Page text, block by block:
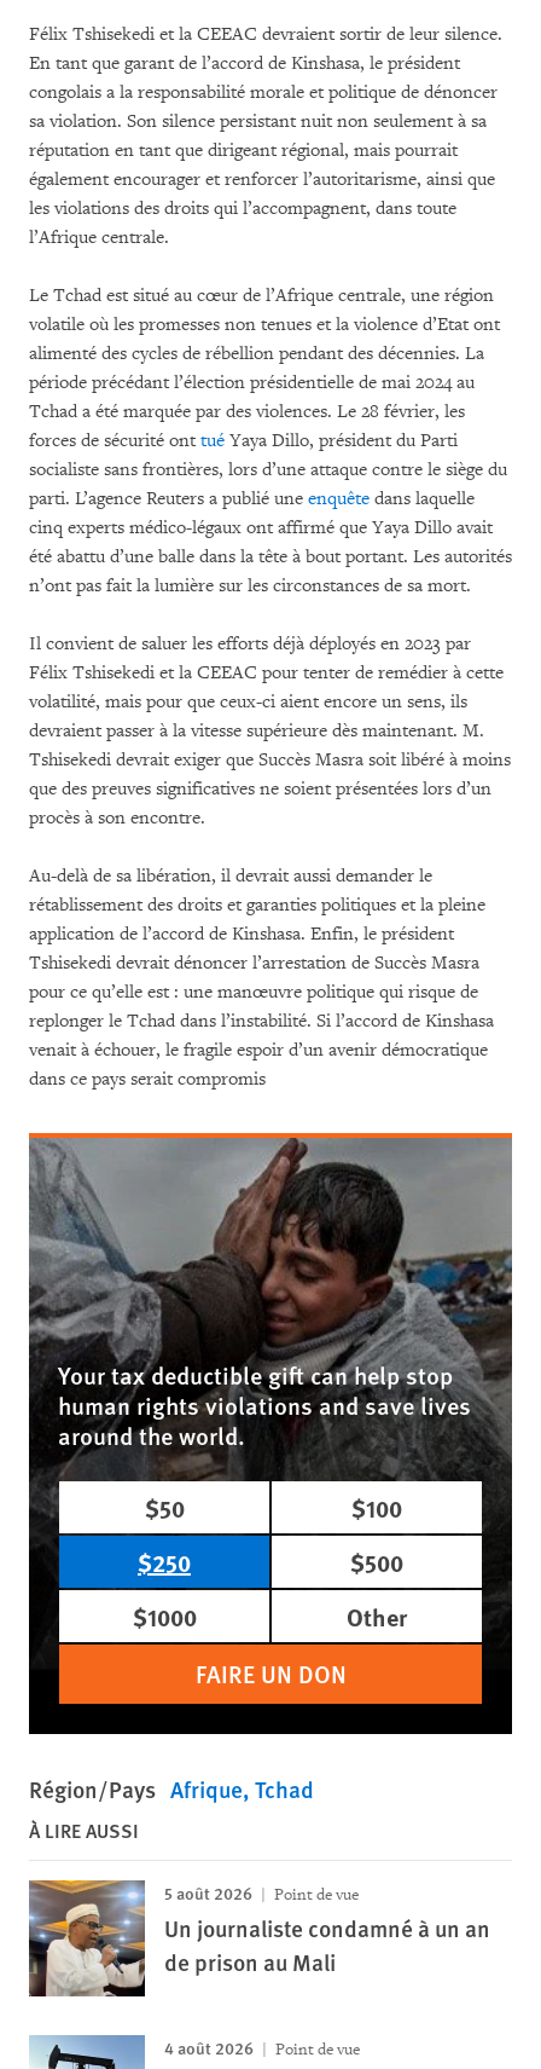
Félix Tshisekedi et la CEEAC devraient sortir de leur silence.
En tant que garant de l’accord de Kinshasa, le président
congolais a la responsabilité morale et politique de dénoncer
sa violation. Son silence persistant nuit non seulement à sa
réputation en tant que dirigeant régional, mais pourrait
également encourager et renforcer l’autoritarisme, ainsi que
les violations des droits qui l’accompagnent, dans toute
l’Afrique centrale.
Le Tchad est situé au cœur de l’Afrique centrale, une région
volatile où les promesses non tenues et la violence d’Etat ont
alimenté des cycles de rébellion pendant des décennies. La
période précédant l’élection présidentielle de mai 2024 au
Tchad a été marquée par des violences. Le 28 février, les
forces de sécurité ont tué Yaya Dillo, président du Parti
socialiste sans frontières, lors d’une attaque contre le siège du
parti. L’agence Reuters a publié une enquête dans laquelle
cinq experts médico-légaux ont affirmé que Yaya Dillo avait
été abattu d’une balle dans la tête à bout portant. Les autorités
n’ont pas fait la lumière sur les circonstances de sa mort.
Il convient de saluer les efforts déjà déployés en 2023 par
Félix Tshisekedi et la CEEAC pour tenter de remédier à cette
volatilité, mais pour que ceux-ci aient encore un sens, ils
devraient passer à la vitesse supérieure dès maintenant. M.
Tshisekedi devrait exiger que Succès Masra soit libéré à moins
que des preuves significatives ne soient présentées lors d’un
procès à son encontre.
Au-delà de sa libération, il devrait aussi demander le
rétablissement des droits et garanties politiques et la pleine
application de l’accord de Kinshasa. Enfin, le président
Tshisekedi devrait dénoncer l’arrestation de Succès Masra
pour ce qu’elle est : une manœuvre politique qui risque de
replonger le Tchad dans l’instabilité. Si l’accord de Kinshasa
venait à échouer, le fragile espoir d’un avenir démocratique
dans ce pays serait compromis
Your tax deductible gift can help stop
human rights violations and save lives
around the world.
$50
$100
$250
$500
$1000
Other
FAIRE UN DON
Région/Pays Afrique Tchad
À LIRE AUSSI
5 août 2026 Point de vue
Un journaliste condamné à un an
de prison au Mali
4 août 2026 Point de vue